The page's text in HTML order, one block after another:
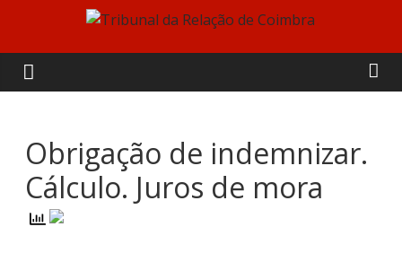
content
Tribunal
da
Relação
de
Obrigação de indemnizar.
Cálculo. Juros de mora